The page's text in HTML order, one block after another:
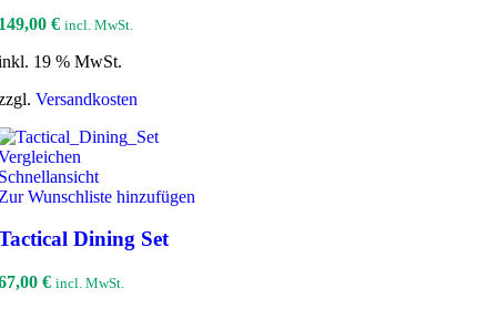
€ incl. MwSt.
19 % MwSt.
Versandkosten
Wunschliste hinzufügen
Dining Set
€ incl. MwSt.